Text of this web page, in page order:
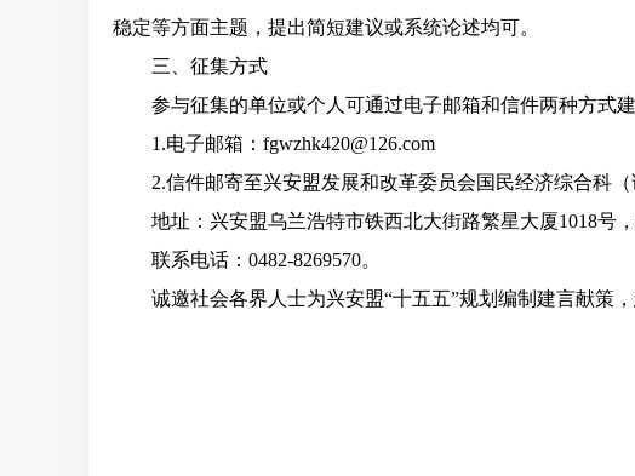
稳定等方面主题 ， 提出简短建议或系统论述均可。
三、征集方式
参与征集的单位或个人可通过电子邮箱和信件两种方式
1.电子邮箱： fgwzhk420@1 26.com
2.信件邮寄至兴安盟发展和改革委员会国民经济综合科（
地址： 兴安盟乌兰浩特市铁西北大街路繁星大厦1018号 ，
联系电话： 0482-8269570。
诚邀社会各界人士为兴安盟“十五五”规划编制建言献策